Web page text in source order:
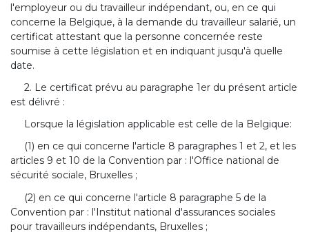
l'employeur ou du travailleur indépendant, ou, en ce qui
concerne la Belgique, à la demande du travailleur salarié, un
certificat attestant que la personne concernée reste
soumise à cette législation et en indiquant jusqu'à quelle
date.
2. Le certificat prévu au paragraphe 1er du présent article
est délivré :
Lorsque la législation applicable est celle de la Belgique:
(1) en ce qui concerne l'article 8 paragraphes 1 et 2, et les
articles 9 et 10 de la Convention par : l'Office national de
sécurité sociale, Bruxelles ;
(2) en ce qui concerne l'article 8 paragraphe 5 de la
Convention par : l'Institut national d'assurances sociales
pour travailleurs indépendants, Bruxelles ;